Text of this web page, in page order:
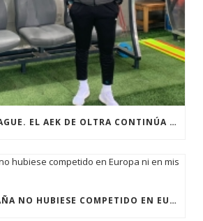
CONFERENCE LEAGUE. EL AEK DE OLTRA CONTINÚA CON SU CAMINO TRIUNFAL EN EUROPA
OLTRA: “EN ESPAÑA NO HUBIESE COMPETIDO EN EUROPA NI EN MIS MEJORES SUEÑOS”